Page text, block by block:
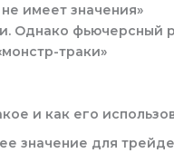
имеет значения»
Однако фьючерсный
траки»
и как его
значение для